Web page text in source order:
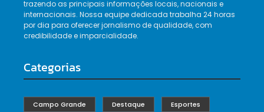
trazendo as principais informações locais, nacionais e
internacionais. Nossa equipe dedicada trabalha 24 horas
por dia para oferecer jornalismo de qualidade, com
credibilidade e imparcialidade.
Categorias
Campo Grande Destaque Esportes